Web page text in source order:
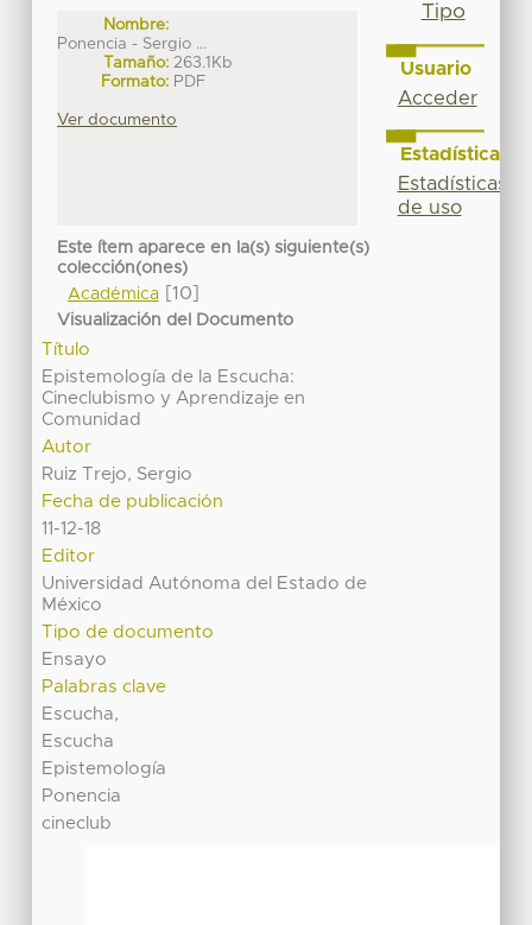
Nombre:
Ponencia - Sergio ...
Tamaño: 263.1Kb
Formato: PDF
Ver documento
Este ítem aparece en la(s) siguiente(s)
colección(ones)
Académica[10]
Visualización del Documento
Título
Epistemología de la Escucha:
Cineclubismo y Aprendizaje en
Comunidad
Autor
Ruiz Trejo, Sergio
Fecha de publicación
11-12-18
Editor
Universidad Autónoma del Estado de
México
Tipo de documento
Ensayo
Palabras clave
Escucha,
Escucha
Epistemología
Ponencia
cineclub
Tipo
Usuario
Acceder
Estadísticas
Estadísticas
de uso